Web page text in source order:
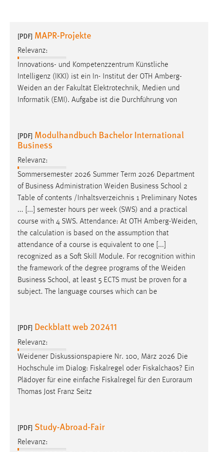
[PDF] MAPR-Projekte
Relevanz:
Innovations- und Kompetenzzentrum Künstliche
Intelligenz (IKKI) ist ein In- Institut der OTH Amberg-
Weiden an der Fakultät Elektrotechnik, Medien und
Informatik (EMI). Aufgabe ist die Durchführung von
[PDF] Modulhandbuch Bachelor International
Business
Relevanz:
Sommersemester 2026 Summer Term 2026 Department
of Business Administration Weiden Business School 2
Table of contents /Inhaltsverzeichnis 1 Preliminary Notes
... [...] semester hours per week (SWS) and a practical
course with 4 SWS. Attendance: At OTH Amberg-Weiden,
the calculation is based on the assumption that
attendance of a course is equivalent to one [...]
recognized as a Soft Skill Module. For recognition within
the framework of the degree programs of the Weiden
Business School, at least 5 ECTS must be proven for a
subject. The language courses which can be
[PDF] Deckblatt web 202411
Relevanz:
Weidener Diskussionspapiere Nr. 100, März 2026 Die
Hochschule im Dialog: Fiskalregel oder Fiskalchaos? Ein
Plädoyer für eine einfache Fiskalregel für den Euroraum
Thomas Jost Franz Seitz
[PDF] Study-Abroad-Fair
Relevanz:
Performance
Name:
Zweck:
Sprachpräferenz
Zweck:
Das Cookie speichert die gewählte Sprache der Website.
Cookie Laufzeit:
Chat
Name:
MibewSessionID, MIBEW_UserID, mibew_locale, mibew-
Zweck:
Cookie Laufzeit:
MibewSessionID, mibew-chat-frame-style-
Jahre, MIBEW_UserID = 1 Jahr
Name:
fe_user, be_user, be_lastLoginProvider